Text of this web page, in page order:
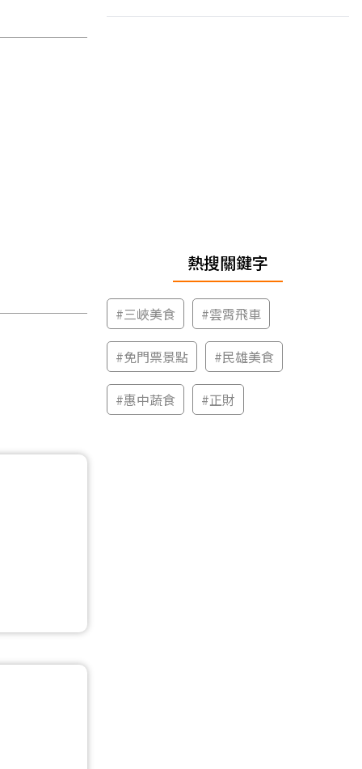
幕Switch遊戲區
熱搜關鍵字
#三峽美食 #雲霄飛車
#免門票景點 #民雄美食
#惠中蔬食 #正財